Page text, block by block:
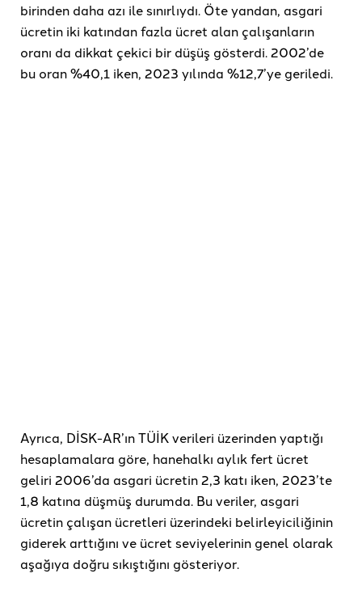
birinden daha azı ile sınırlıydı. Öte yandan, asgari
ücretin iki katından fazla ücret alan çalışanların
oranı da dikkat çekici bir düşüş gösterdi. 2002’de
bu oran %40,1 iken, 2023 yılında %12,7’ye geriledi.
Ayrıca, DİSK-AR’ın TÜİK verileri üzerinden yaptığı
hesaplamalara göre, hanehalkı aylık fert ücret
geliri 2006’da asgari ücretin 2,3 katı iken, 2023’te
1,8 katına düşmüş durumda. Bu veriler, asgari
ücretin çalışan ücretleri üzerindeki belirleyiciliğinin
giderek arttığını ve ücret seviyelerinin genel olarak
aşağıya doğru sıkıştığını gösteriyor.